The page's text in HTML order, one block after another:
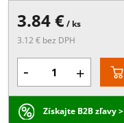
Rozmer: Priemer 19 mm